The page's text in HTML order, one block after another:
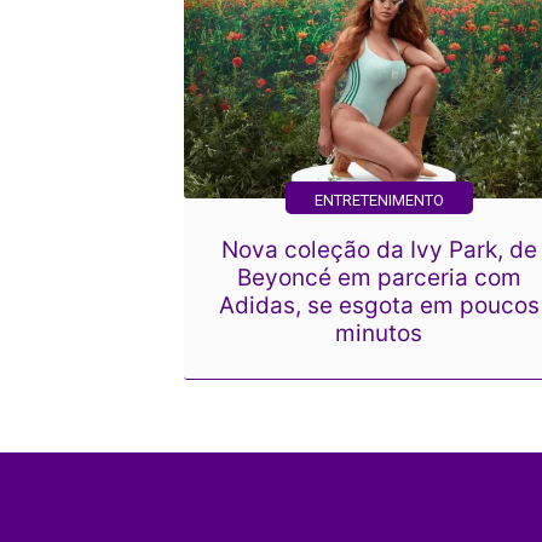
ENTRETENIMENTO
Nova coleção da Ivy Park, de
Beyoncé em parceria com
Adidas, se esgota em poucos
minutos